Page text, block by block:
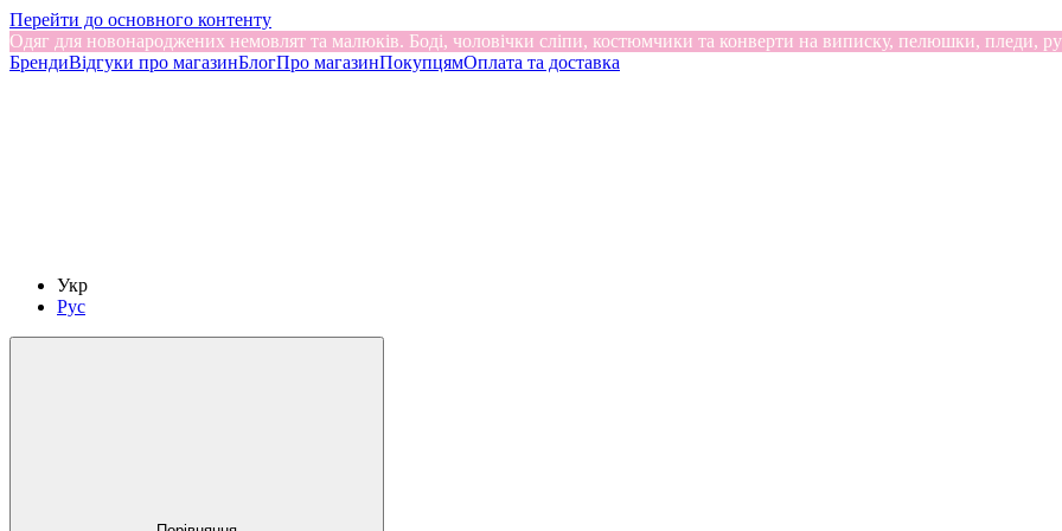
Перейти до основного контенту
Одяг для новонароджених немовлят та малюків. Боді, чоловічки сліпи, костюмчики та конверти на виписку, пелюшки, пледи,
БрендиВідгуки про магазинБлогПро магазинПокупцямОплата та доставка
Укр
Рус